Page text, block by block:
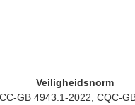
Veiligheidsnorm
GB 4943.1-2022, CQC-